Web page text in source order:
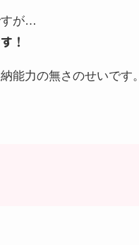
すが…
！
能力の無さのせいです。